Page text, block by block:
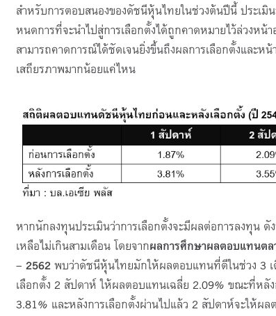
สำหรับการตอบสนองของดัชนีหุ้นไทยในช่วงต้นปีนี้ ประเมิ
หนดการที่จะนําไปสู่การเลือกตั้งได้ถูกคาดหมายไว้ล่วงห
สามารถคาดการณ์ได้ชัดเจนยิ่งขึ้นถึงผลการเลือกตั้งและห
เสถียรภาพมากน้อยแค่ไหน
หากนักลงทุนประเมินว่าการเลือกตั้งจะมีผลต่อการลงทุน
เหลือไม่เกินสามเดือน โดยจากผลการศึกษาผลตอบแทนต
– 2562พบว่าดัชนีหุ้นไทยมักให้ผลตอบแทนที่ดีในช่วง 3
เลือกตั้ง 2 สัปดาห์ ให้ผลตอบแทนเฉลี่ย 2.09% ขณะที่หลัง
3.81% และหลังการเลือกตั้งผ่านไปแล้ว 2 สัปดาห์จะให้ผ